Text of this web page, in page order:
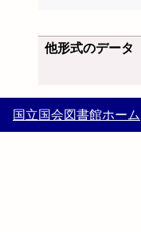
他形式のデータ
国立国会図書館ホーム